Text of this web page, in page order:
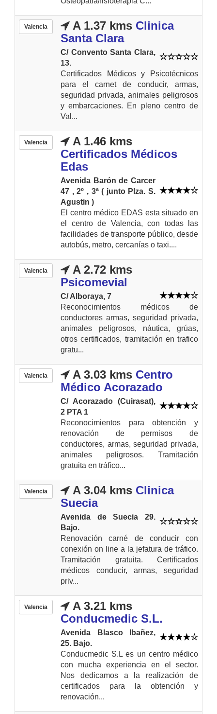
Valencia A 1.37 kms Clinica
Santa Clara
C/ Convento Santa Clara,
13.
Certificados Médicos y Psicotécnicos
para el carnet de conducir, armas,
seguridad privada, animales peligrosos
y embarcaciones. En pleno centro de
Val...
Valencia
A 1.46 kms
Certificados Médicos
Edas
Avenida Barón de Carcer
47 , 2º , 3ª ( junto Plza. S.
Agustin )
El centro médico EDAS esta situado en
el centro de Valencia, con todas las
facilidades de transporte público, desde
autobús, metro, cercanías o taxi....
Valencia
A 2.72 kms
Psicomevial
C/ Alboraya, 7
Reconocimientos médicos de
conductores armas, seguridad privada,
animales peligrosos, náutica, grúas,
otros certificados, tramitación en trafico
gratu...
Valencia A 3.03 kms Centro
Médico Acorazado
C/ Acorazado (Cuirasat),
2 PTA 1
Reconocimientos para obtención y
renovación de permisos de
conductores, armas, seguridad privada,
animales peligrosos. Tramitación
gratuita en tráfico...
Valencia A 3.04 kms Clinica
Suecia
Avenida de Suecia 29.
Bajo.
Renovación carné de conducir con
conexión on line a la jefatura de tráfico.
Tramitación gratuita. Certificados
médicos conducir, armas, seguridad
priv...
Valencia
A 3.21 kms
Conducmedic S.L.
Avenida Blasco Ibañez,
25. Bajo.
Conducmedic S.L es un centro médico
con mucha experiencia en el sector.
Nos dedicamos a la realización de
certificados para la obtención y
renovación...